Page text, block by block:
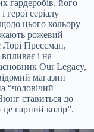
гардеробів, його
серіалу
цього кольору
рожевий
Прессман,
і на
Our Legacy,
магазин
“чоловічий
ставиться до
гарний колір”.